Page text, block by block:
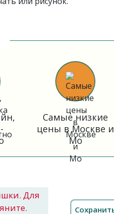
Самые низкие
цены в Москве и
Мо
Для